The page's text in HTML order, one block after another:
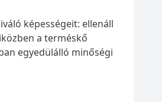
képességeit: ellenáll
a terméskő
egyedülálló minőségi